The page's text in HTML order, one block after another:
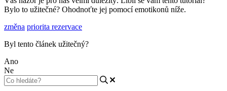
Bylo to užitečné? Ohodnoťte jej pomocí emotikonů níže.
změna priorita rezervace
Byl tento článek užitečný?
Ano
Ne